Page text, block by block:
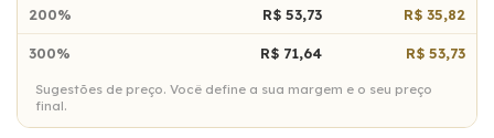
200% R$ 53,73 R$ 35,82
300% R$ 71,64 R$ 53,73
Sugestões de preço. Você define a sua margem e o seu preço
final.